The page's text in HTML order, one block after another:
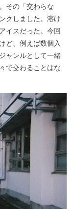
その「交わらな
クしました。溶け
イスだった。今回
ど、例えば数個入
ャンルとして一緒
で交わることはな